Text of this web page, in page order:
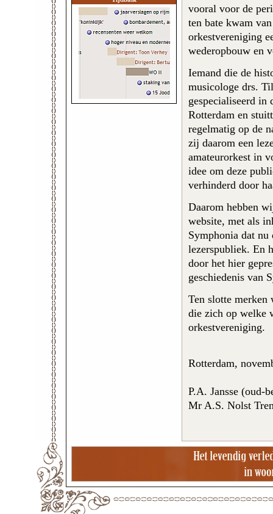
vooral voor de
ten bate kwam
orkestvereniging
wederopbouw en
Iemand die de
musicologe drs.
gespecialiseerd in
Rotterdam en
regelmatig op de
zij daarom een
amateurorkest in
idee om deze
verhinderd door
Daarom hebben
website, met als
Symphonia dat
lezerspubliek. En
door het hier
geschiedenis van
Ten slotte merken
die zich op welke
orkestvereniging.
Rotterdam,
P.A. Jansse (oud-
Mr A.S. Nolst